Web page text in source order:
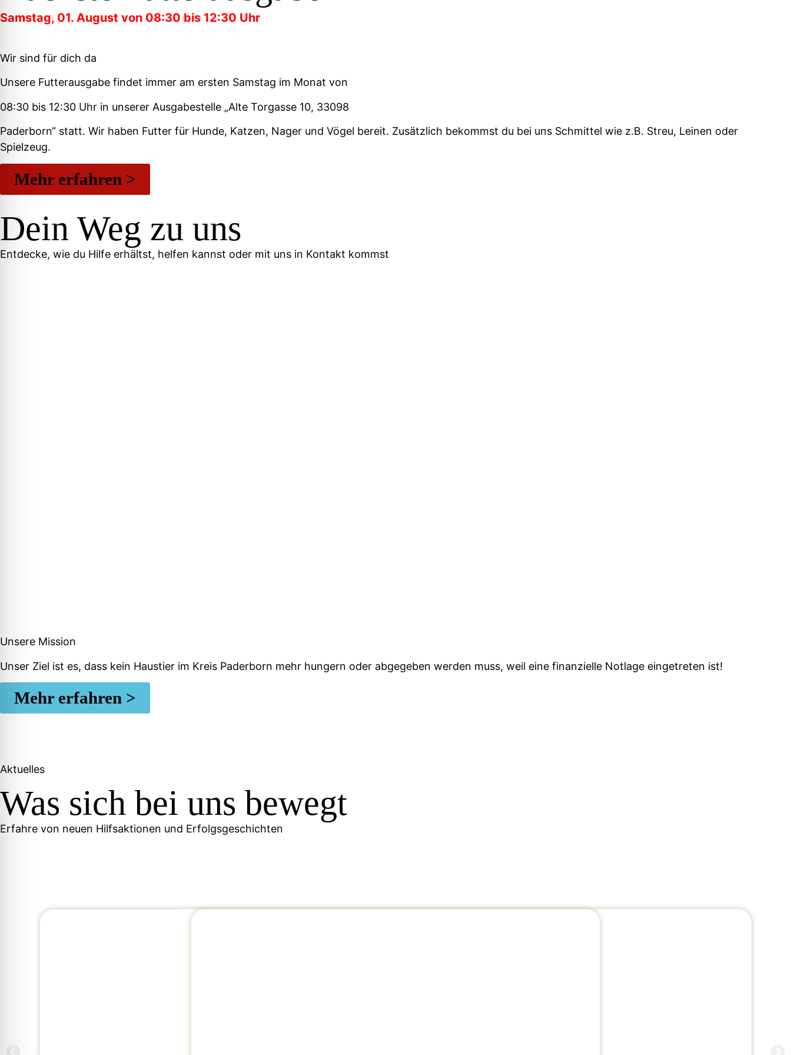
Samstag, 01. August von 08:30 bis 12:30 Uhr
Wir sind für dich da
Unsere Futterausgabe findet immer am ersten Samstag im Monat von
08:30 bis 12:30 Uhr in unserer Ausgabestelle „Alte Torgasse 10, 33098
Paderborn“ statt. Wir haben Futter für Hunde, Katzen, Nager und Vögel bereit. Zusätzlich bekommst du bei uns Schmittel wie z.B. Streu, Leinen oder
Spielzeug.
Mehr erfahren >
Dein Weg zu uns
Entdecke, wie du Hilfe erhältst, helfen kannst oder mit uns in Kontakt kommst
Unsere Mission
Unser Ziel ist es, dass kein Haustier im Kreis Paderborn mehr hungern oder abgegeben werden muss, weil eine finanzielle Notlage eingetreten ist!
Mehr erfahren >
Aktuelles
Was sich bei uns bewegt
Erfahre von neuen Hilfsaktionen und Erfolgsgeschichten